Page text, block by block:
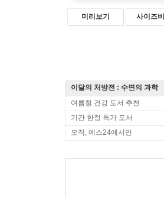
미리보기 사이즈
이달의 처방전 : 수면의 과학
여름철 건강 도서 추천
기간 한정 특가 도서
오직, 예스24에서만